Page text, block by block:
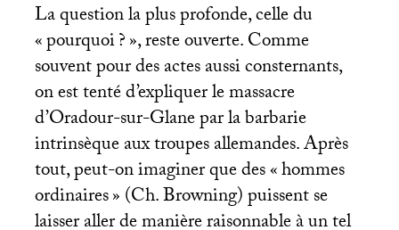
La question la plus profonde, celle du
«pourquoi?», reste ouverte. Comme
souvent pour des actes aussi consternants,
on est tenté d’expliquer le massacre
d’Oradour-sur-Glane par la barbarie
intrinsèque aux troupes allemandes. Après
tout, peut-on imaginer que des «hommes
ordinaires» (Ch. Browning) puissent se